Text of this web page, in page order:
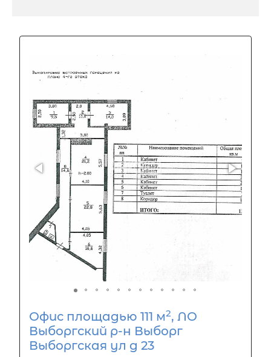
Офис площадью 111 м2, ЛО
Выборгский р-н Выборг
Выборгская ул д 23